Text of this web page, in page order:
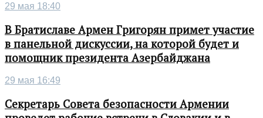
29 мая 18:40
В Братиславе Армен Григорян примет участие
в панельной дискуссии, на которой будет и
помощник президента Азербайджана
29 мая 16:49
Секретарь Совета безопасности Армении